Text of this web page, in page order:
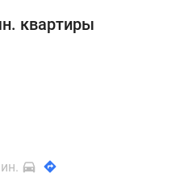
квартиры